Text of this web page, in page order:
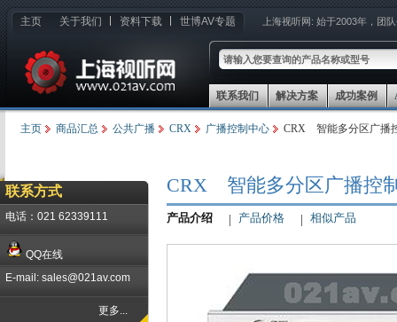
主页 关于我们 资料下载 世博AV专题 上海视听网: 始于2003年，团
联系我们 解决方案 成功案例
主页 商品汇总 公共广播 CRX 广播控制中心 CRX 智能多分区广播
CRX 智能多分区广播控
产品介绍 产品价格 相似产品
联系方式
电话：021 62339111
QQ在线
E-mail: sales@021av.com
更多...